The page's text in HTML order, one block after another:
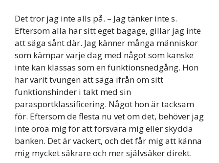
Det tror jag inte alls på. – Jag tänker inte s.
Eftersom alla har sitt eget bagage, gillar jag inte
att säga sånt där. Jag känner många människor
som kämpar varje dag med något som kanske
inte kan klassas som en funktionsnedgång. Hon
har varit tvungen att säga ifrån om sitt
funktionshinder i takt med sin
parasportklassificering. Något hon är tacksam
för. Eftersom de flesta nu vet om det, behöver jag
inte oroa mig för att försvara mig eller skydda
banken. Det är vackert, och det får mig att känna
mig mycket säkrare och mer självsäker direkt.